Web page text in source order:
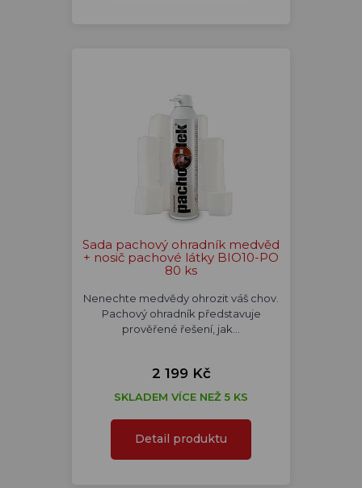
Sada pachový ohradník medvěd
+ nosič pachové látky BIO10-PO
80 ks
Nenechte medvědy ohrozit váš chov.
Pachový ohradník představuje
prověřené řešení, jak…
2 199 Kč
SKLADEM VÍCE NEŽ 5 KS
Detail produktu